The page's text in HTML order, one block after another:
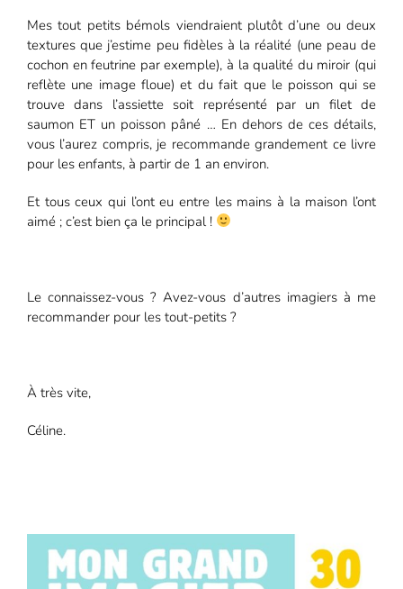
Mes tout petits bémols viendraient plutôt d’une ou deux
textures que j’estime peu fidèles à la réalité (une peau de
cochon en feutrine par exemple), à la qualité du miroir (qui
reflète une image floue) et du fait que le poisson qui se
trouve dans l’assiette soit représenté par un filet de
saumon ET un poisson pâné … En dehors de ces détails,
vous l’aurez compris, je recommande grandement ce livre
pour les enfants, à partir de 1 an environ.
Et tous ceux qui l’ont eu entre les mains à la maison l’ont
aimé ; c’est bien ça le principal !
Le connaissez-vous ? Avez-vous d’autres imagiers à me
recommander pour les tout-petits ?
À très vite,
Céline.